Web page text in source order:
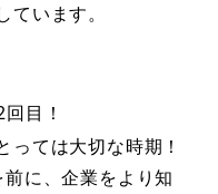
います。
目！
っては大切な時期！
に、企業をより知